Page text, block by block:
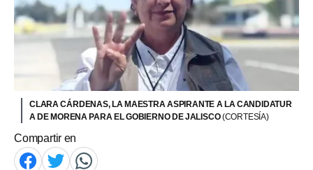
CLARA CÁRDENAS, LA MAESTRA ASPIRANTE A LA CANDIDATUR
A DE MORENA PARA EL GOBIERNO DE JALISCO(CORTESÍA)
Compartir en